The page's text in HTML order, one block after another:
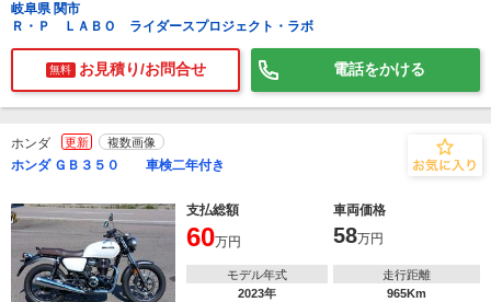
岐阜県 関市
Ｒ・Ｐ ＬＡＢＯ ライダースプロジェクト・ラボ
無料 お見積り/お問合せ 電話をかける
ホンダ 更新 複数画像
ホンダ ＧＢ３５０ 車検二年付き
支払総額 車両価格
60万円 58万円
モデル年式
2023年
走行距離
965Km